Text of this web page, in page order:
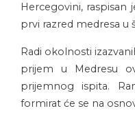
Hercegovini,
prvi razred medresa u
Radi okolnosti
prijem u Medresu
prijemnog ispita.
formirat će se na